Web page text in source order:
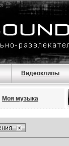
Видеоклипы
Моя музыка